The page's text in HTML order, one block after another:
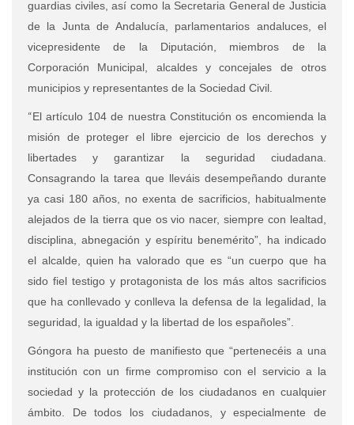
guardias civiles, así como la Secretaria General de Justicia
de la Junta de Andalucía, parlamentarios andaluces, el
vicepresidente de la Diputación, miembros de la
Corporación Municipal, alcaldes y concejales de otros
municipios y representantes de la Sociedad Civil.
“El artículo 104 de nuestra Constitución os encomienda la
misión de proteger el libre ejercicio de los derechos y
libertades y garantizar la seguridad ciudadana.
Consagrando la tarea que lleváis desempeñando durante
ya casi 180 años, no exenta de sacrificios, habitualmente
alejados de la tierra que os vio nacer, siempre con lealtad,
disciplina, abnegación y espíritu benemérito”, ha indicado
el alcalde, quien ha valorado que es “un cuerpo que ha
sido fiel testigo y protagonista de los más altos sacrificios
que ha conllevado y conlleva la defensa de la legalidad, la
seguridad, la igualdad y la libertad de los españoles”
Góngora ha puesto de manifiesto que “pertenecéis a una
institución con un firme compromiso con el servicio a la
sociedad y la protección de los ciudadanos en cualquier
ámbito. De todos los ciudadanos, y especialmente de